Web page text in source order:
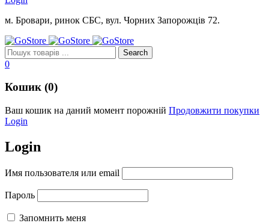
м. Бровари, ринок СБС, вул. Чорних Запорожців 72.
0
Кошик (0)
Ваш кошик на даний момент порожній Продовжити покупки
Login
Login
Имя пользователя или email
Пароль
Запомнить меня